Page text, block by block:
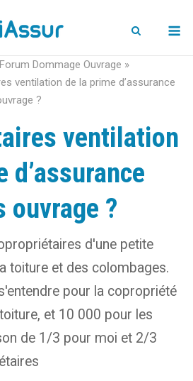
Forum Dommage Ouvrage »
ventilation de la prime d’assurance
?
ventilation
d’assurance
ouvrage ?
d'une petite
toiture et des colombages.
pour la copropriété
et 10 000 pour les
de 1/3 pour moi et 2/3